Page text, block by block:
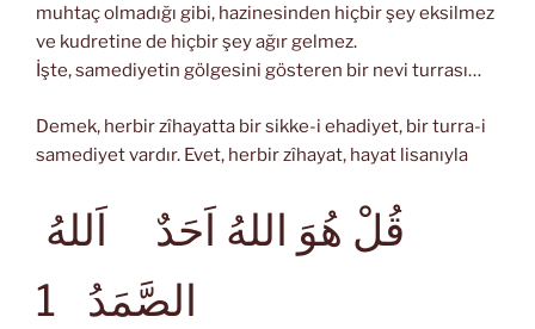
muhtaç olmadığı gibi, hazinesinden hiçbir şey eksilmez
ve kudretine de hiçbir şey ağır gelmez.
İşte, samediyetin gölgesini gösteren bir nevi turrası…
Demek, herbir zîhayatta bir sikke-i ehadiyet, bir turra-i
samediyet vardır. Evet, herbir zîhayat, hayat lisanıyla
الصَّمَدُ